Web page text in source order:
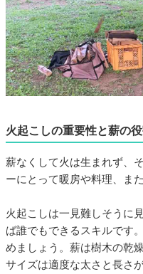
火起こしの重要性と薪の
薪なくして火は生まれず、
ーにとって暖房や料理、ま
火起こしは一見難しそうに
ば誰でもできるスキルです
めましょう。薪は樹木の乾
サイズは適度な太さと長さ